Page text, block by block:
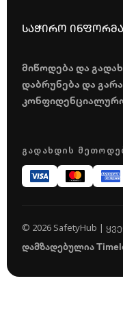
საჭირო
მიწოდება და
დაბრუნება და
ᲒᲐᲓᲐᲮᲓᲘᲡ
© 2026 SafetyHub |
დამზადებულია